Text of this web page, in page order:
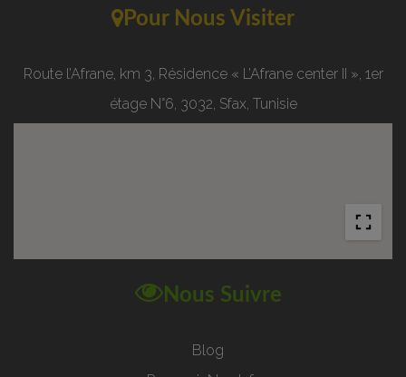
Pour Nous Visiter
Route l’Afrane, km 3, Résidence « L’Afrane center II », 1er
étage N°6, 3032, Sfax, Tunisie
Nous Suivre
Blog